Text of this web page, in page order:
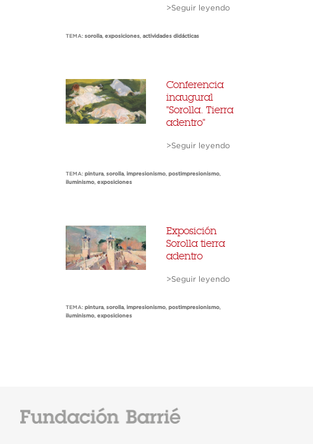
>Seguir leyendo
TEMA: sorolla, exposiciones, actividades didácticas
Conferencia
inaugural
"Sorolla. Tierra
adentro"
>Seguir leyendo
TEMA: pintura, sorolla, impresionismo, postimpresionismo,
iluminismo, exposiciones
Exposición
Sorolla tierra
adentro
>Seguir leyendo
TEMA: pintura, sorolla, impresionismo, postimpresionismo,
iluminismo, exposiciones